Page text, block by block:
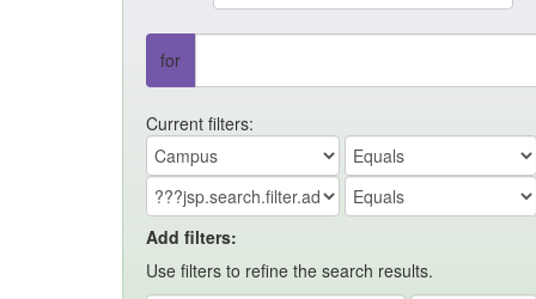
for
Current filters:
Add filters:
Use filters to refine the search results.